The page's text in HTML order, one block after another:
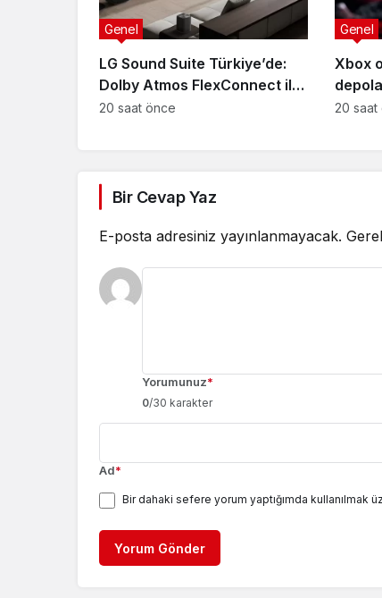
LG Sound Suite Türkiye’de:
Dolby Atmos FlexConnect ile
Ev Sinemasında Devrim
Genel
20 saat önce
Xbox
Genel
20 saat
Bir Cevap Yaz
E-posta adresiniz yayınlanmayacak.
Yorumunuz*
0/30 karakter
Ad*
Bir dahaki sefere yorum yaptığımda kullanılmak
Yorum Gönder